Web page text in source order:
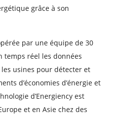
grâce à son
par une équipe de 30
temps réel les données
usines pour détecter et
d’économies d’énergie et
d’Energiency est
et en Asie chez des